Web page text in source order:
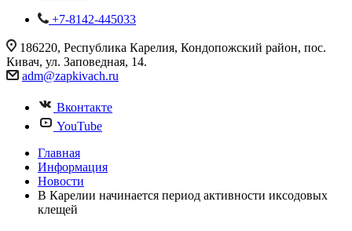
+7-8142-445033
186220, Республика Карелия, Кондопожский район, пос.
Кивач, ул. Заповедная, 14.
adm@zapkivach.ru
Вконтакте
YouTube
Главная
Информация
Новости
В Карелии начинается период активности иксодовых
клещей